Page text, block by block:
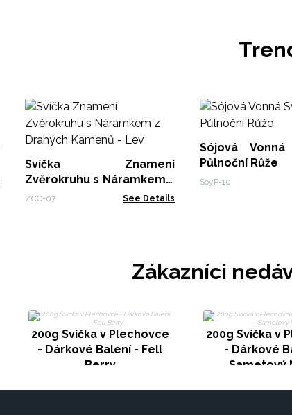
Svíčka Znamení
Zvěrokruhu s Náramkem z
Drahých Kamenů - Lev
ZCC-07 See Details
Sójová
Půlnoční Růže
SoyP-10
Zákazníci
200g Svíčka v Plechovce
- Dárkové Balení - Fell
Berry
200g Svíčka v
- Dárkové
Sametový